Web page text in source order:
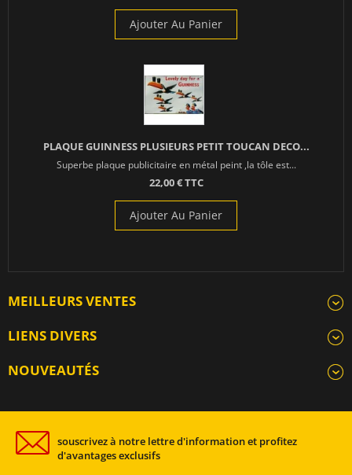
Ajouter Au Panier
PLAQUE GUINNESS PLUSIEURS PETIT TOUCAN DECO...
Superbe plaque publicitaire en métal peint ,la tôle est...
22,00 € TTC
Ajouter Au Panier
MEILLEURS VENTES
LIENS DIVERS
NOUVEAUTÉS
souscrivez à notre lettre d'information et profitez
d'avantages exclusifs